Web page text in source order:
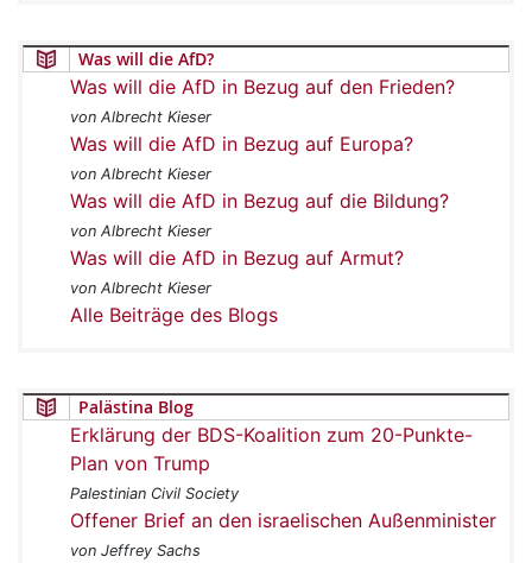
Was will die AfD?
Was will die AfD in Bezug auf den Frieden?
von Albrecht Kieser
Was will die AfD in Bezug auf Europa?
von Albrecht Kieser
Was will die AfD in Bezug auf die Bildung?
von Albrecht Kieser
Was will die AfD in Bezug auf Armut?
von Albrecht Kieser
Alle Beiträge des Blogs
Palästina Blog
Erklärung der BDS-Koalition zum 20-Punkte-
Plan von Trump
Palestinian Civil Society
Offener Brief an den israelischen Außenminister
von Jeffrey Sachs